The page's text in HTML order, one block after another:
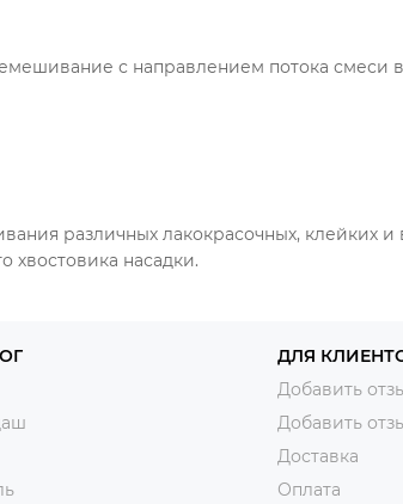
с направлением потока
различных лакокрасочных, клейких
насадки.
ДЛЯ
Добавить
Добавить
Доставка
Оплата